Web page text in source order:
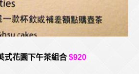
式花園下午茶組合 $920